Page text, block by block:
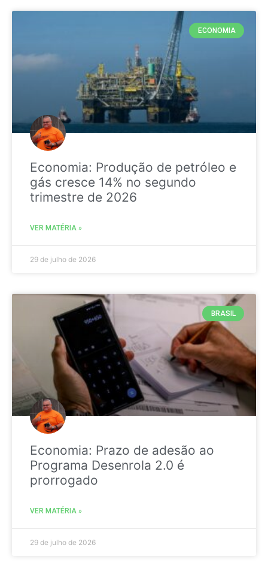
ECONOMIA
Economia: Produção de petróleo e
gás cresce 14% no segundo
trimestre de 2026
VER MATÉRIA »
29 de julho de 2026
BRASIL
Economia: Prazo de adesão ao
Programa Desenrola 2.0 é
prorrogado
VER MATÉRIA »
29 de julho de 2026